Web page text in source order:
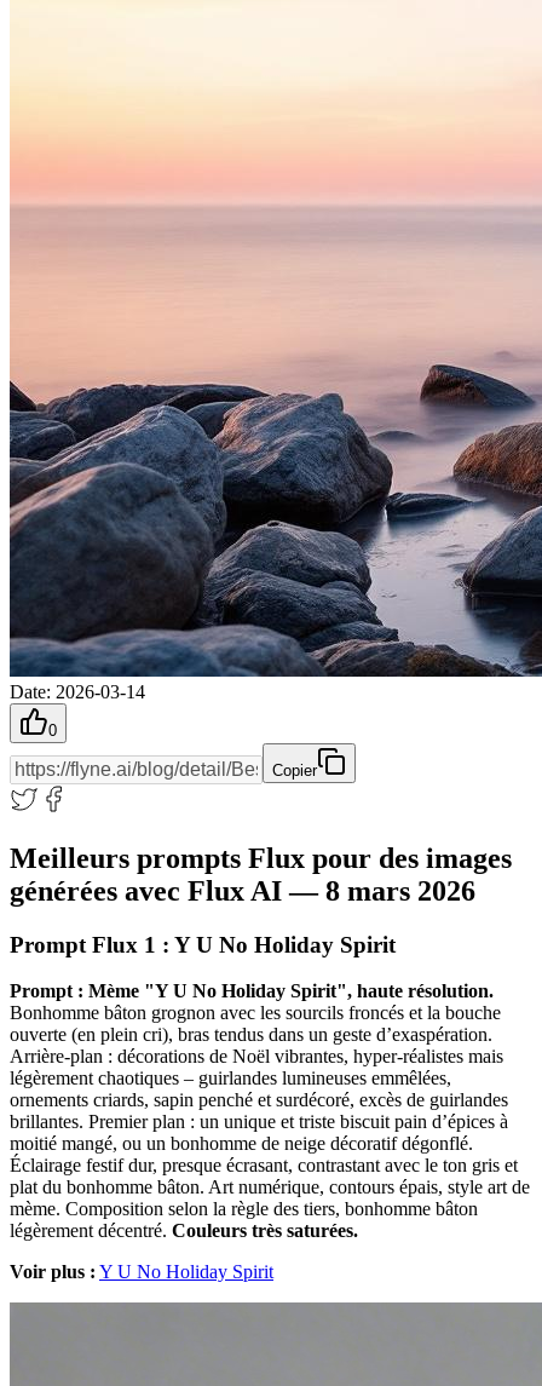
Date: 2026-03-14
0
Copier
Meilleurs prompts Flux pour des images
générées avec Flux AI — 8 mars 2026
Prompt Flux 1 : Y U No Holiday Spirit
Prompt : Mème "Y U No Holiday Spirit", haute résolution.
Bonhomme bâton grognon avec les sourcils froncés et la bouche
ouverte (en plein cri), bras tendus dans un geste d’exaspération.
Arrière-plan : décorations de Noël vibrantes, hyper-réalistes mais
légèrement chaotiques – guirlandes lumineuses emmêlées,
ornements criards, sapin penché et surdécoré, excès de guirlandes
brillantes. Premier plan : un unique et triste biscuit pain d’épices à
moitié mangé, ou un bonhomme de neige décoratif dégonflé.
Éclairage festif dur, presque écrasant, contrastant avec le ton gris et
plat du bonhomme bâton. Art numérique, contours épais, style art de
mème. Composition selon la règle des tiers, bonhomme bâton
légèrement décentré. Couleurs très saturées.
Voir plus : Y U No Holiday Spirit